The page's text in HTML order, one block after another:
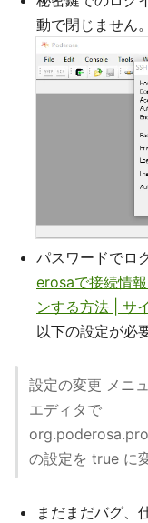
動で閉じません
パスワードでロ
erosaで接続情
ンする方法 | サ
以下の設定が必
設定の変更 メニ
エディタで
の設定を true に
まだまだバグ、